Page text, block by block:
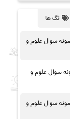
تگ ها
سوال علوم و
سوال علوم و
سوال علوم و